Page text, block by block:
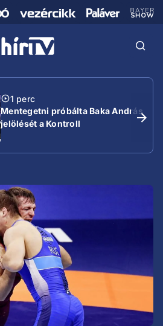
1 perc
Mentegetni próbálta Baka András
jelölését a Kontroll